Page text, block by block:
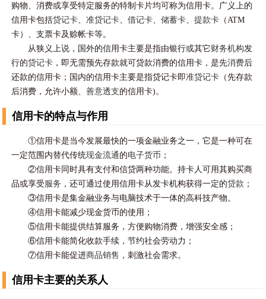
购物、消费或享受特定服务的特制卡片均可称为信用卡。广义上的
信用卡包括贷记卡、准贷记卡、借记卡、储蓄卡、提款卡 （ATM
卡）、支票卡及赊帐卡等。
从狭义上说，国外的信用卡主要是指由银行或其它财务机构发
行的贷记卡 ，即无需预先存款就可贷款消费的信用卡，是先消费后
还款的信用卡；国内的信用卡主要是指贷记卡即准贷记卡 （先存款
后消费，允许小额、善意透支的信用卡)。
信用卡的特点与作用
①信用卡是当今发展最快的一项金融业务之一，它是一种可在
一定范围内替代传统现金流通 的电子货币 ；
②信用卡同时具有支付和信贷两种功能。持卡人可用其购买商
品或享受服务 ，还可通过使用信用卡从发卡机构获得一定的贷款 ；
③信用卡是集金融业务与电脑技术于一体的高科技产物。
④信用卡能减少现金货币的使用；
⑤信用卡能提供结算服务，方便购物消费，增强安全感；
⑥信用卡能简化收款手续，节约社会劳动力；
⑦信用卡能促进商品销售 ，刺激社会需求。
信用卡主要的关系人